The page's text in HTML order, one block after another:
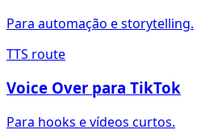
Para automação e storytelling.
TTS route
Voice Over para TikTok
Para hooks e vídeos curtos.